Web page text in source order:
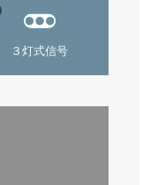
３灯式信号